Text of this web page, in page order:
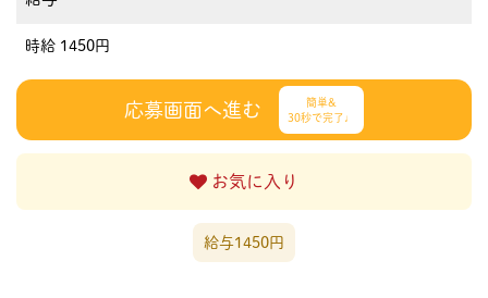
時給 1450円
応募画面へ進む
簡単&
30秒で完了♩
お気に入り
給与1450円